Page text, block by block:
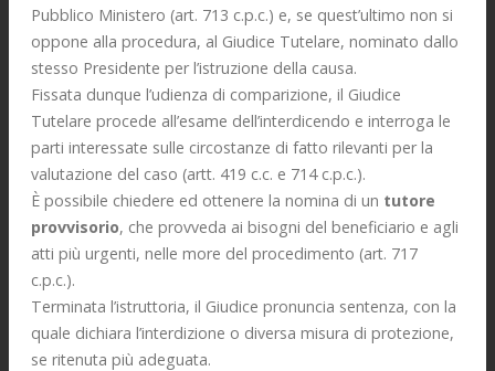
Pubblico Ministero (art. 713 c.p.c.) e, se quest’ultimo non si
oppone alla procedura, al Giudice Tutelare, nominato dallo
stesso Presidente per l’istruzione della causa.
Fissata dunque l’udienza di comparizione, il Giudice
Tutelare procede all’esame dell’interdicendo e interroga le
parti interessate sulle circostanze di fatto rilevanti per la
valutazione del caso (artt. 419 c.c. e 714 c.p.c.).
È possibile chiedere ed ottenere la nomina di un tutore
provvisorio, che provveda ai bisogni del beneficiario e agli
atti più urgenti, nelle more del procedimento (art. 717
c.p.c.).
Terminata l’istruttoria, il Giudice pronuncia sentenza, con la
quale dichiara l’interdizione o diversa misura di protezione,
se ritenuta più adeguata.